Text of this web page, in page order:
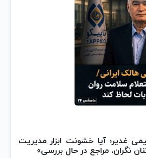
غدیر؛ آیا خشونت ابزار مدیریت
نگران، مراجع در حال بررسی»